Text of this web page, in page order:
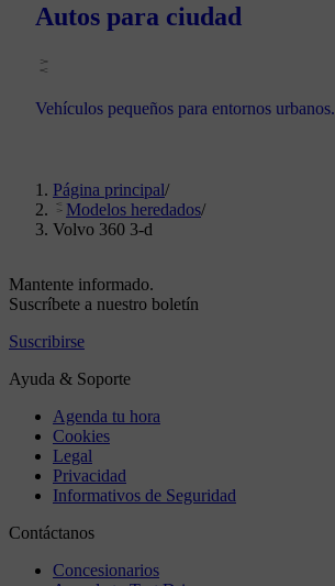
Autos para ciudad
Vehículos pequeños para entornos urbanos.
Página principal/
Modelos heredados/
Volvo 360 3-d